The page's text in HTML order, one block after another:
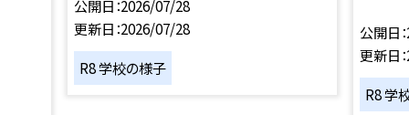
公開日 2026/07/28
更新日 2026/07/28
R8 学校の様子
公開日
更新日
R8 学